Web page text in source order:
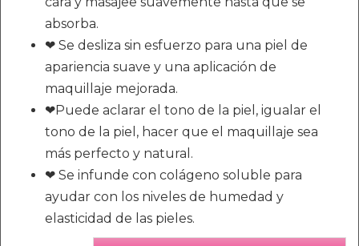
absorba.
❤ Se desliza sin esfuerzo para una piel de
apariencia suave y una aplicación de
maquillaje mejorada.
❤Puede aclarar el tono de la piel, igualar el
tono de la piel, hacer que el maquillaje sea
más perfecto y natural.
❤ Se infunde con colágeno soluble para
ayudar con los niveles de humedad y
elasticidad de las pieles.